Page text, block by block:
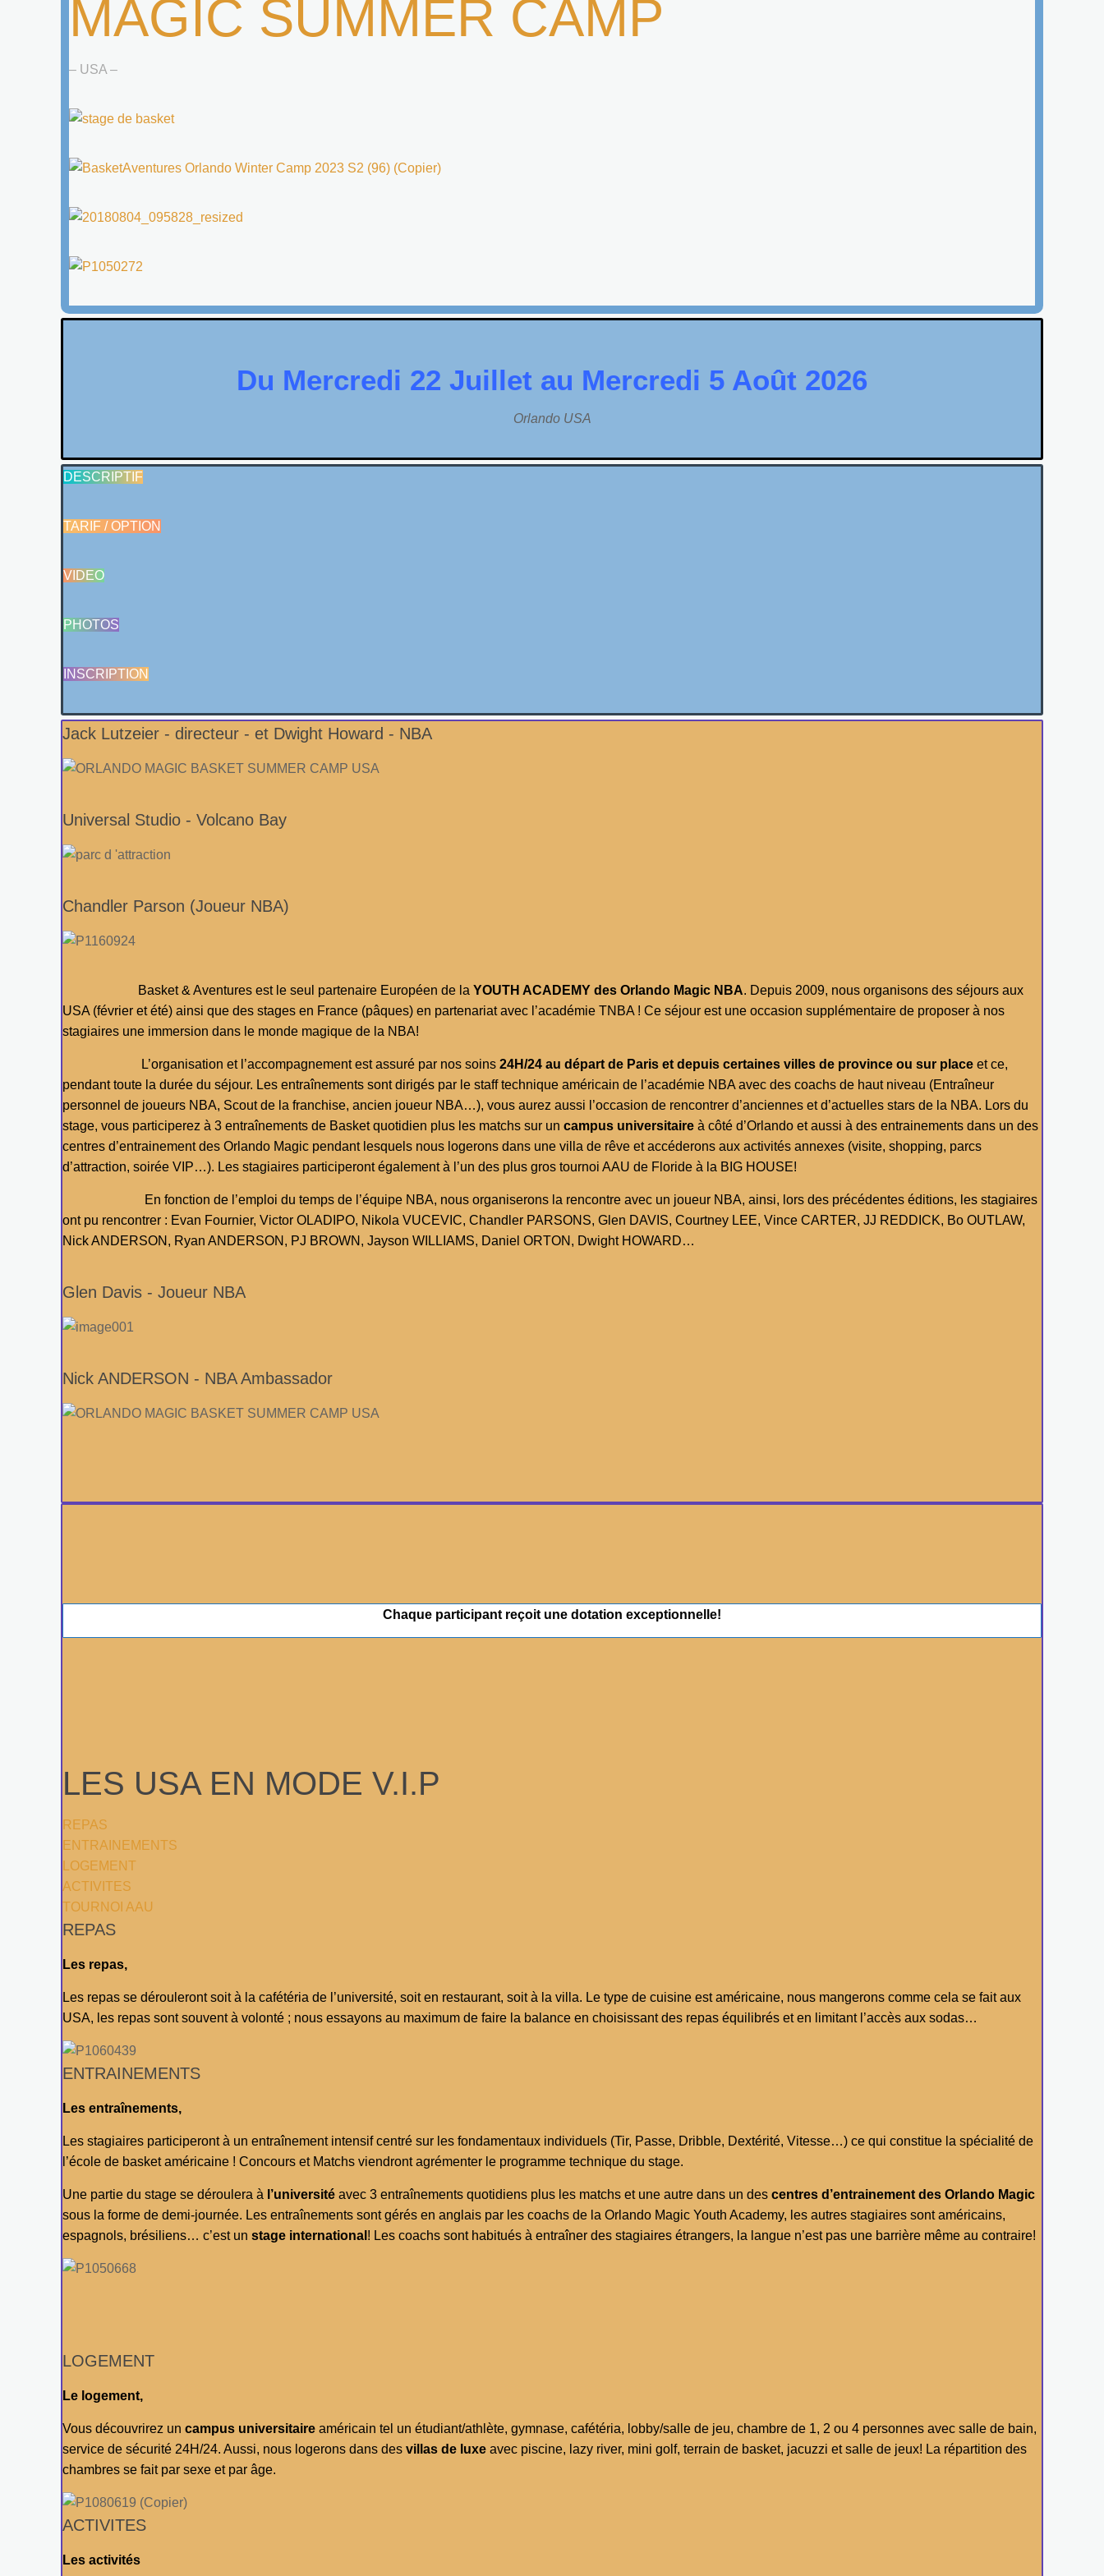
MAGIC SUMMER CAMP
– USA –
Du Mercredi 22 Juillet au Mercredi 5 Août 2026
Orlando USA
DESCRIPTIF
TARIF / OPTION
VIDEO
PHOTOS
INSCRIPTION
Jack Lutzeier - directeur - et Dwight Howard - NBA
Universal Studio - Volcano Bay
Chandler Parson (Joueur NBA)
Basket & Aventures est le seul partenaire Européen de laYOUTH ACADEMY des Orlando Magic NBA. Depuis 2009, nous organisons des séjours aux
USA (février et été) ainsi que des stages en France (pâques) en partenariat avec l’académie TNBA ! Ce séjour est une occasion supplémentaire de proposer à nos
stagiaires une immersion dans le monde magique de la NBA!
L’organisation et l’accompagnement est assuré par nos soins24H/24 au départ de Paris et depuis certaines villes de province ou sur place et ce,
pendant toute la durée du séjour. Les entraînements sont dirigés par le staff technique américain de l’académie NBA avec des coachs de haut niveau (Entraîneur
personnel de joueurs NBA, Scout de la franchise, ancien joueur NBA…), vous aurez aussi l’occasion de rencontrer d’anciennes et d’actuelles stars de la NBA. Lors du
stage, vous participerez à 3 entraînements de Basket quotidien plus les matchs sur uncampus universitaire à côté d’Orlando et aussi à des entrainements dans un des
centres d’entrainement des Orlando Magic pendant lesquels nous logerons dans une villa de rêve et accéderons aux activités annexes (visite, shopping, parcs
d’attraction, soirée VIP…). Les stagiaires participeront également à l’un des plus gros tournoi AAU de Floride à la BIG HOUSE!
En fonction de l’emploi du temps de l’équipe NBA, nous organiserons la rencontre avec un joueur NBA, ainsi, lors des précédentes éditions, les stagiaires
ont pu rencontrer : Evan Fournier, Victor OLADIPO, Nikola VUCEVIC, Chandler PARSONS, Glen DAVIS, Courtney LEE, Vince CARTER, JJ REDDICK, Bo OUTLAW,
Nick ANDERSON, Ryan ANDERSON, PJ BROWN, Jayson WILLIAMS, Daniel ORTON, Dwight HOWARD…
Glen Davis - Joueur NBA
Nick ANDERSON - NBA Ambassador
Chaque participant reçoit une dotation exceptionnelle!
LES USA EN MODE V.I.P
REPAS
ENTRAINEMENTS
LOGEMENT
ACTIVITES
TOURNOI AAU
REPAS
Les repas,
Les repas se dérouleront soit à la cafétéria de l’université, soit en restaurant, soit à la villa. Le type de cuisine est américaine, nous mangerons comme cela se fait aux
USA, les repas sont souvent à volonté ; nous essayons au maximum de faire la balance en choisissant des repas équilibrés et en limitant l’accès aux sodas…
ENTRAINEMENTS
Les entraînements,
Les stagiaires participeront à un entraînement intensif centré sur les fondamentaux individuels (Tir, Passe, Dribble, Dextérité, Vitesse…) ce qui constitue la spécialité de
l’école de basket américaine ! Concours et Matchs viendront agrémenter le programme technique du stage.
Une partie du stage se déroulera à l’université avec 3 entraînements quotidiens plus les matchs et une autre dans un descentres d’entrainement des Orlando Magic
sous la forme de demi-journée. Les entraînements sont gérés en anglais par les coachs de la Orlando Magic Youth Academy, les autres stagiaires sont américains,
espagnols, brésiliens… c’est unstage international ! Les coachs sont habitués à entraîner des stagiaires étrangers, la langue n’est pas une barrière même au contraire!
LOGEMENT
Le logement,
Vous découvrirez uncampus universitaire américain tel un étudiant/athlète, gymnase, cafétéria, lobby/salle de jeu, chambre de 1, 2 ou 4 personnes avec salle de bain,
service de sécurité 24H/24. Aussi, nous logerons dans desvillas de luxe avec piscine, lazy river, mini golf, terrain de basket, jacuzzi et salle de jeux! La répartition des
chambres se fait par sexe et par âge.
ACTIVITES
Les activités